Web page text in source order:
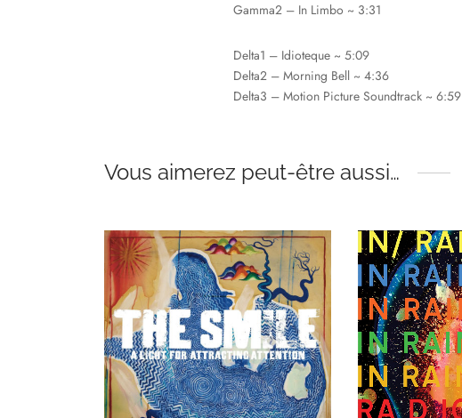
Gamma2 – In Limbo ~ 3:31
Delta1 – Idioteque ~ 5:09
Delta2 – Morning Bell ~ 4:36
Delta3 – Motion Picture Soundtrack ~ 6:59
Vous aimerez peut-être aussi…